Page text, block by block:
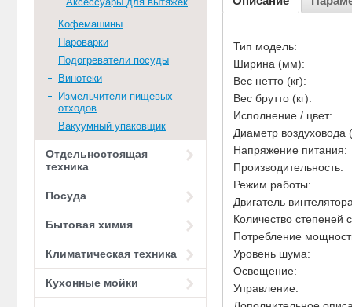
Кофемашины
Пароварки
Подогреватели посуды
Винотеки
Измельчители пищевых
отходов
Вакуумный упаковщик
Отдельностоящая
техника
Посуда
Бытовая химия
Климатическая техника
Кухонные мойки
Тип модель:
Ширина (мм):
Вес нетто (кг):
Вес брутто (кг):
Исполнение / цвет:
Диаметр
Напряжение питания:
Производительность:
Режим работы:
Двигатель
Количество степеней
Потребление
Уровень шума:
Освещение:
Управление: